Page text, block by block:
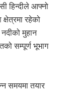
हिन्दीले आफ्नो
क्षेत्रमा रहेको
मुहान
सम्पूर्ण भूभाग
समयमा तयार